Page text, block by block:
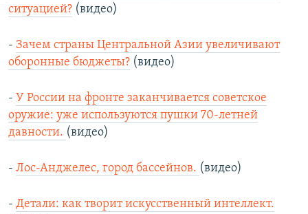
ситуацией? (видео)
- Зачем страны Центральной Азии увеличивают
оборонные бюджеты? (видео)
- У России на фронте заканчивается советское
оружие: уже используются пушки 70-летней
давности. (видео)
- Лос-Анджелес, город бассейнов. (видео)
- Детали: как творит искусственный интеллект.